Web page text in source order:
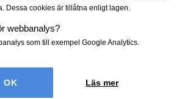
drivs av
Tjustbygdens Järnvägsförening
Dessa cookies är tillåtna enligt lagen.
webbanalys?
som till exempel Google Analytics.
Läs mer